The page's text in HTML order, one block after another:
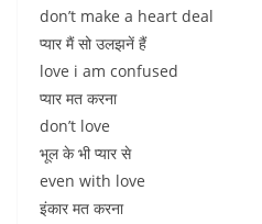
don’t make a heart deal
प्यार मैं सो उलझनें हैं
love i am confused
प्यार मत करना
don’t love
भूल के भी प्यार से
even with love
इंकार मत करना